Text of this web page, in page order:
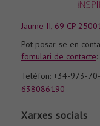
Jaume II, 69 CP
Pot posar-se en
fomulari de contacte:
Telèfon: +34-973-
638086190
Xarxes socials